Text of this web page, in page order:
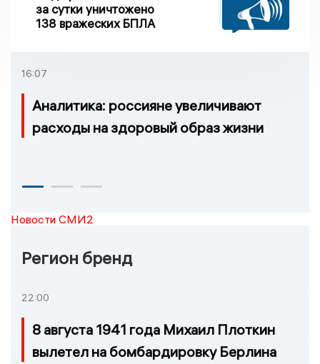
за сутки уничтожено
138 вражеских БПЛА
16:07
Аналитика: россияне увеличивают
расходы на здоровый образ жизни
Новости СМИ2
Регион бренд
22:00
8 августа 1941 года Михаил Плоткин
вылетел на бомбардировку Берлина